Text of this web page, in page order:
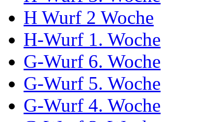
H Wurf 2 Woche
H-Wurf 1. Woche
G-Wurf 6. Woche
G-Wurf 5. Woche
G-Wurf 4. Woche